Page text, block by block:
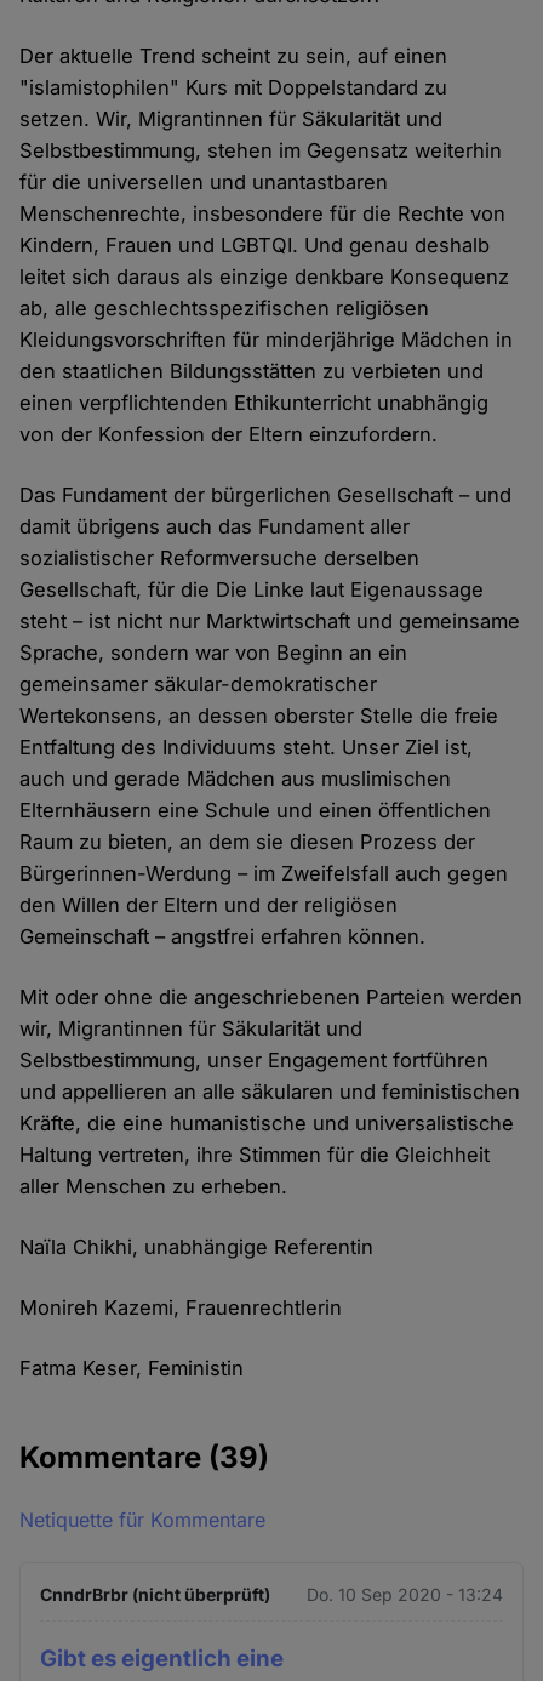
Der aktuelle Trend scheint zu sein, auf einen
"islamistophilen" Kurs mit Doppelstandard zu
setzen. Wir, Migrantinnen für Säkularität und
Selbstbestimmung, stehen im Gegensatz weiterhin
für die universellen und unantastbaren
Menschenrechte, insbesondere für die Rechte von
Kindern, Frauen und LGBTQI. Und genau deshalb
leitet sich daraus als einzige denkbare Konsequenz
ab, alle geschlechtsspezifischen religiösen
Kleidungsvorschriften für minderjährige Mädchen in
den staatlichen Bildungsstätten zu verbieten und
einen verpflichtenden Ethikunterricht unabhängig
von der Konfession der Eltern einzufordern.
Das Fundament der bürgerlichen Gesellschaft – und
damit übrigens auch das Fundament aller
sozialistischer Reformversuche derselben
Gesellschaft, für die Die Linke laut Eigenaussage
steht – ist nicht nur Marktwirtschaft und gemeinsame
Sprache, sondern war von Beginn an ein
gemeinsamer säkular-demokratischer
Wertekonsens, an dessen oberster Stelle die freie
Entfaltung des Individuums steht. Unser Ziel ist,
auch und gerade Mädchen aus muslimischen
Elternhäusern eine Schule und einen öffentlichen
Raum zu bieten, an dem sie diesen Prozess der
Bürgerinnen-Werdung – im Zweifelsfall auch gegen
den Willen der Eltern und der religiösen
Gemeinschaft – angstfrei erfahren können.
Mit oder ohne die angeschriebenen Parteien werden
wir, Migrantinnen für Säkularität und
Selbstbestimmung, unser Engagement fortführen
und appellieren an alle säkularen und feministischen
Kräfte, die eine humanistische und universalistische
Haltung vertreten, ihre Stimmen für die Gleichheit
aller Menschen zu erheben.
Naïla Chikhi, unabhängige Referentin
Monireh Kazemi, Frauenrechtlerin
Fatma Keser, Feministin
Kommentare (39)
Netiquette für Kommentare
CnndrBrbr (nicht überprüft) Do. 10 Sep 2020 - 13:24
Gibt es eigentlich eine